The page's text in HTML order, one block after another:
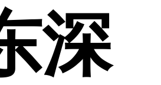
深